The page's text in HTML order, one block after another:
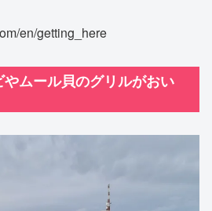
en/getting_here
ムール貝のグリルがおい